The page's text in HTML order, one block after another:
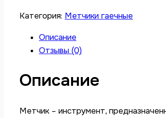
Категория: Метчики гаечные
Описание
Отзывы (0)
Описание
Метчик – инструмент,